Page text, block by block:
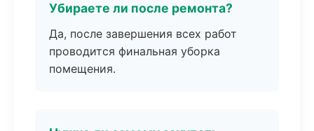
Убираете ли после ремонта?
Да, после завершения всех работ
проводится финальная уборка
помещения.